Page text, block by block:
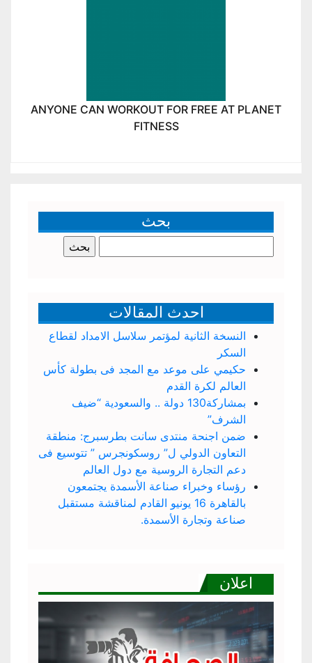
ANYONE CAN WORKOUT FOR FREE AT PLANET
FITNESS
بحث
عن:
احدث المقالات
النسخة الثانية لمؤتمر سلاسل الامداد لقطاع
السكر
حكيمي على موعد مع المجد فى بطولة كأس
العالم لكرة القدم
بمشاركة130 دولة .. والسعودية “ضيف
الشرف”
ضمن اجنحة منتدى سانت بطرسبرج: منطقة
التعاون الدولي ل” روسكونجرس ” تتوسيع فى
دعم التجارة الروسية مع دول العالم
رؤساء وخبراء صناعة الأسمدة يجتمعون
بالقاهرة 16 يونيو القادم لمناقشة مستقبل
صناعة وتجارة الأسمدة.
اعلان